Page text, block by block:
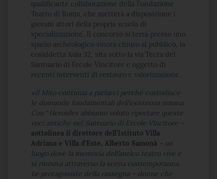
qualificante collaborazione della Fondazione
Teatro di Roma, che metterà a disposizione i
giovani attori della propria scuola di
specializzazione. Il concorso si terrà presso uno
spazio archeologico sinora chiuso al pubblico, la
cosiddetta Aula 32, sita sotto la via Tecta del
Santuario di Ercole Vincitore e oggetto di
recenti interventi di restauro e valorizzazione.
«Il Mito continua a parlarci perché custodisce
le domande fondamentali dell’esistenza umana.
Con “Heroides abbiamo voluto riportare queste
voci antiche nel Santuario di Ercole Vincitore –
sottolinea il direttore dell’Istituto Villa
Adriana e Villa d’Este, Alberto Samonà – un
luogo dove la memoria dell’antico teatro vive e
si rinnova attraverso la scena contemporanea.
Le protagoniste della rassegna – donne che